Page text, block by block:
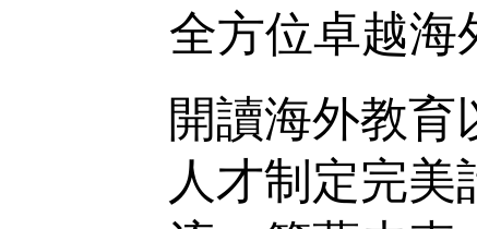
全方位卓越海
開讀海外教育
人才制定完